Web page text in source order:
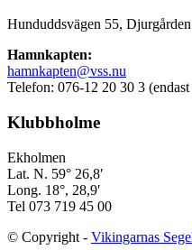
Hunduddsvägen 55,
Hamnkapten:
hamnkapten@vss.nu
Telefon: 076-12 20 30 3
Klubbholme
Ekholmen
Lat. N. 59° 26,8′
Long. 18°, 28,9′
Tel 073 719 45 00
© Copyright - Vikingarnas